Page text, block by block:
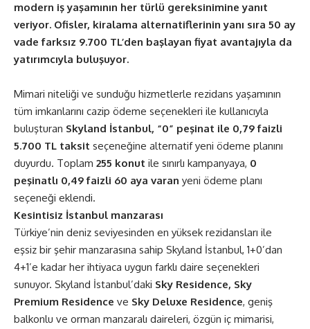
modern iş yaşamının her türlü gereksinimine yanıt
veriyor. Ofisler, kiralama alternatiflerinin yanı sıra 50 ay
vade farksız 9.700 TL’den başlayan fiyat avantajıyla da
yatırımcıyla buluşuyor.
Mimari niteliği ve sunduğu hizmetlerle rezidans yaşamının
tüm imkanlarını cazip ödeme seçenekleri ile kullanıcıyla
buluşturan Skyland İstanbul, “0” peşinat ile 0,79 faizli
5.700 TL taksit seçeneğine alternatif yeni ödeme planını
duyurdu. Toplam 255 konut ile sınırlı kampanyaya, 0
peşinatlı 0,49 faizli 60 aya varan yeni ödeme planı
seçeneği eklendi.
Kesintisiz İstanbul manzarası
Türkiye’nin deniz seviyesinden en yüksek rezidansları ile
eşsiz bir şehir manzarasına sahip Skyland İstanbul, 1+0’dan
4+1’e kadar her ihtiyaca uygun farklı daire seçenekleri
sunuyor. Skyland İstanbul’daki Sky Residence, Sky
Premium Residence ve Sky Deluxe Residence, geniş
balkonlu ve orman manzaralı daireleri, özgün iç mimarisi,